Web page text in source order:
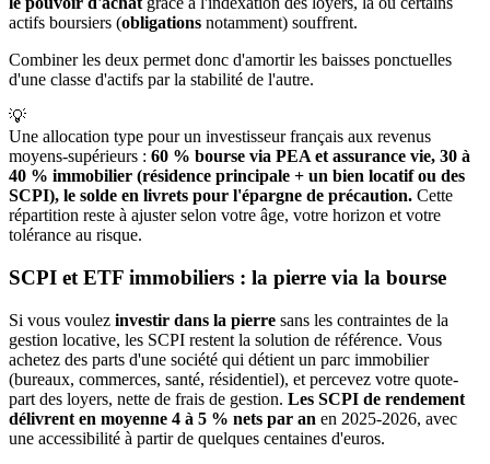
actifs boursiers (obligations notamment) souffrent.
Combiner les deux permet donc d'amortir les baisses ponctuelles
d'une classe d'actifs par la stabilité de l'autre.
💡
Une allocation type pour un investisseur français aux revenus
moyens-supérieurs : 60 % bourse via PEA et assurance vie, 30 à
40 % immobilier (résidence principale + un bien locatif ou des
SCPI), le solde en livrets pour l'épargne de précaution. Cette
répartition reste à ajuster selon votre âge, votre horizon et votre
tolérance au risque.
SCPI et ETF immobiliers : la pierre via la bourse
Si vous voulez investir dans la pierre sans les contraintes de la
gestion locative, les SCPI restent la solution de référence. Vous
achetez des parts d'une société qui détient un parc immobilier
(bureaux, commerces, santé, résidentiel), et percevez votre quote-
part des loyers, nette de frais de gestion. Les SCPI de rendement
délivrent en moyenne 4 à 5 % nets par an en 2025-2026, avec
une accessibilité à partir de quelques centaines d'euros.